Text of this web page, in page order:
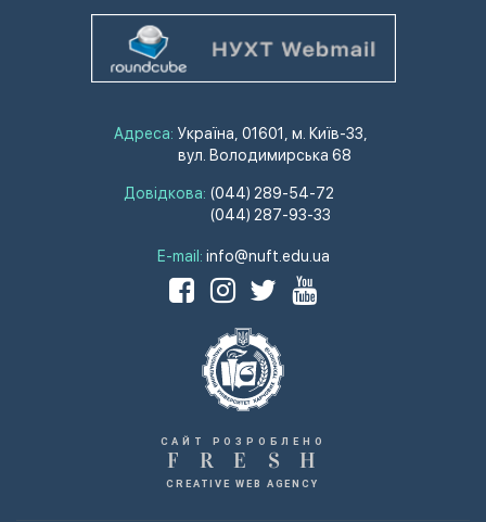
Адреса: Україна, 01601, м. Київ-33,
вул. Володимирська 68
Довідкова: (044) 289-54-72
(044) 287-93-33
E-mail: info@nuft.edu.ua
САЙТ РОЗРОБЛЕНО
F R E S H
CREATIVE WEB AGENCY